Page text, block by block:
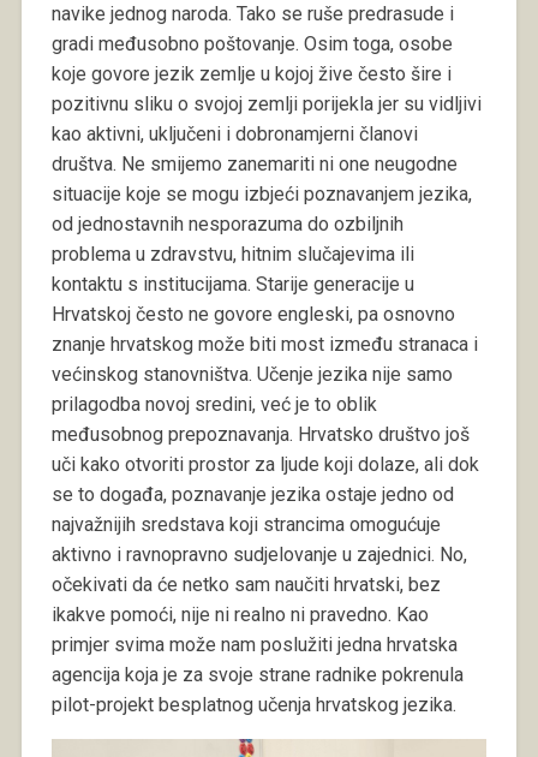
navike jednog naroda. Tako se ruše predrasude i
gradi međusobno poštovanje. Osim toga, osobe
koje govore jezik zemlje u kojoj žive često šire i
pozitivnu sliku o svojoj zemlji porijekla jer su vidljivi
kao aktivni, uključeni i dobronamjerni članovi
društva. Ne smijemo zanemariti ni one neugodne
situacije koje se mogu izbjeći poznavanjem jezika,
od jednostavnih nesporazuma do ozbiljnih
problema u zdravstvu, hitnim slučajevima ili
kontaktu s institucijama. Starije generacije u
Hrvatskoj često ne govore engleski, pa osnovno
znanje hrvatskog može biti most između stranaca i
većinskog stanovništva. Učenje jezika nije samo
prilagodba novoj sredini, već je to oblik
međusobnog prepoznavanja. Hrvatsko društvo još
uči kako otvoriti prostor za ljude koji dolaze, ali dok
se to događa, poznavanje jezika ostaje jedno od
najvažnijih sredstava koji strancima omogućuje
aktivno i ravnopravno sudjelovanje u zajednici. No,
očekivati da će netko sam naučiti hrvatski, bez
ikakve pomoći, nije ni realno ni pravedno. Kao
primjer svima može nam poslužiti jedna hrvatska
agencija koja je za svoje strane radnike pokrenula
pilot-projekt besplatnog učenja hrvatskog jezika.